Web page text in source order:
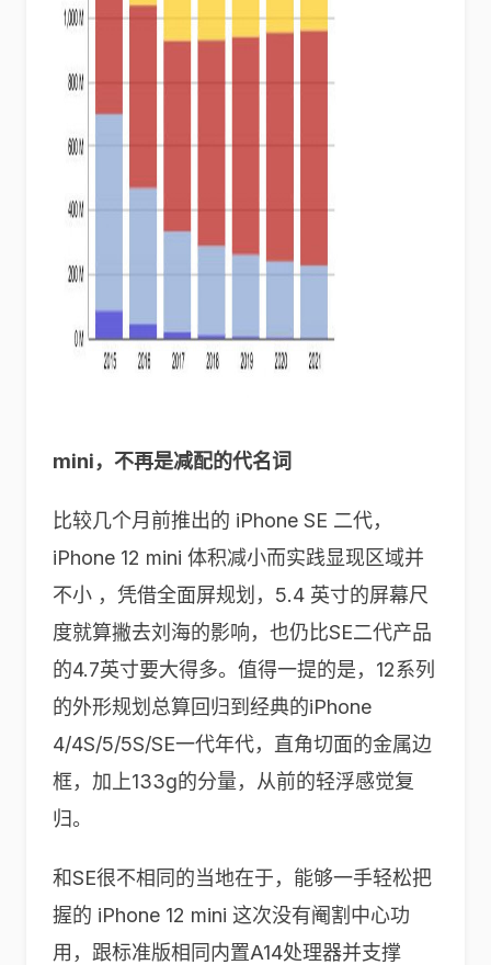
mini， 不再是减配的代名词
比较几个月前推出的 iPhone SE 二代，
iPhone 12 mini 体积减小而实践显现区域并
不小 ，凭借全面屏规划，5.4 英寸的屏幕尺
度就算撇去刘海的影响，也仍比SE二代产品
的4.7英寸要大得多。值得一提的是，12系列
的外形规划总算回归到经典的iPhone
4/4S/5/5S/SE一代年代，直角切面的金属边
框，加上133g的分量，从前的轻浮感觉复
归。
和SE很不相同的当地在于，能够一手轻松把
握的 iPhone 12 mini 这次没有阉割中心功
用，跟标准版相同内置A14处理器并支撑